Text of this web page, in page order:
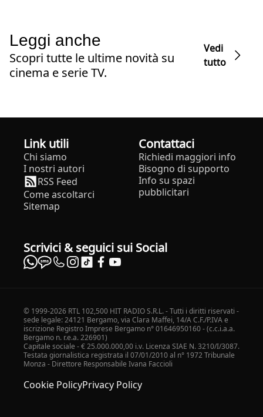
Leggi anche
Scopri tutte le ultime novità su
cinema e serie TV.
Vedi
tutto
Link utili
Chi siamo
I nostri autori
RSS Feed
Come ascoltarci
Sitemap
Contattaci
Richiedi maggiori info
Bisogno di supporto
Info su spazi
pubblicitari
Scrivici & seguici sui Social
© 1999-2026 RTL 102,500 HIT RADIO S.R.L. - Tutti i diritti riservati -
sede legale: 24121 Bergamo, via Clara Maffei, 14/A C.F./P.IVA e
iscrizione Registro Imprese Bergamo n° 01646950160 - (c.c.i.a.a.
Bergamo n. r.e.a. 226901)
Capitale sociale - € 25.000.000,00 i.v. Licenza SIAE N. 3210/I/3087.
Testata giornalistica registrata il 07/01/2010 al n° 1972 Tribunale
Monza - Direttore Responsabile Ivana Faccioli
Cookie PolicyPrivacy Policy